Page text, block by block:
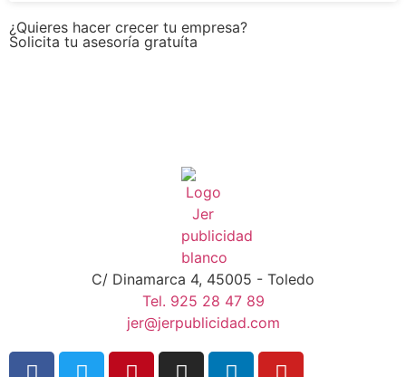
¿Quieres hacer crecer tu empresa?
Solicita tu asesoría gratuíta
C/ Dinamarca 4, 45005 - Toledo
Tel. 925 28 47 89
jer@jerpublicidad.com